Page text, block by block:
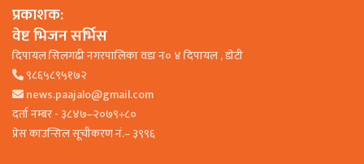
प्रकाशक:
वेष्ट भिजन सर्भिस
दिपायल सिलगढी नगरपालिका वडा न० ४ दिपायल , डाेटी
९८६५८९५१७२
news.paajalo@gmail.com
दर्ता नम्बर - ३८४७–२०७९÷८०
प्रेस काउन्सिल सूचीकरण नं.– ३९९६